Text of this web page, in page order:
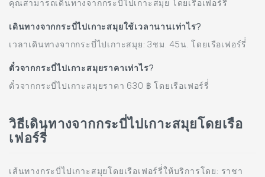
คุณสามารถเดินทางจากกระบี่ไปเกาะสมุย โดยเรือเฟอร์รี่่
เดินทางจากกระบี่ไปเกาะสมุยใช้เวลานานเท่าไร?
เวลาเดินทางจากกระบี่ไปเกาะสมุย: 3ชม. 45น. โดยเรือเฟอร์รี่่
ตั๋วจากกระบี่ไปเกาะสมุยราคาเท่าไร?
ตั๋วจากกระบี่ไปเกาะสมุยราคา 630 ฿ โดยเรือเฟอร์รี่่
วิธีเดินทางจากกระบี่ไปเกาะสมุยโดยเรือ
เฟอร์รี่่
เส้นทางกระบี่ไปเกาะสมุยโดยเรือเฟอร์รี่่ให้บริการโดย: ราชา